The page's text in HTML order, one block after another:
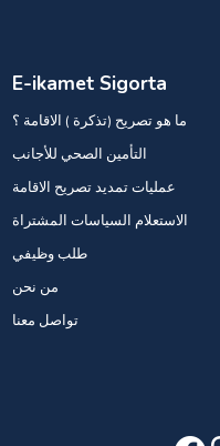
E-ikamet Sigorta
ما هو تصريح (تذكرة ) الاقامة ؟
التأمين الصحي للأجانب
عمليات تمديد تصريح الاقامة
الاستعلام السياسات المشتراة
طلب وظيفي
من نحن
تواصل معنا